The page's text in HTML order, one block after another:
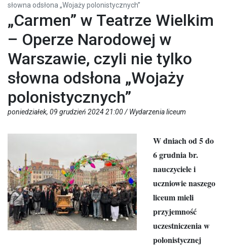
słowna odsłona „Wojaży polonistycznych”
„Carmen” w Teatrze Wielkim
– Operze Narodowej w
Warszawie, czyli nie tylko
słowna odsłona „Wojaży
polonistycznych”
poniedziałek, 09 grudzień 2024 21:00 / Wydarzenia liceum
W dniach od 5 do
6 grudnia br.
nauczyciele i
uczniowie naszego
liceum mieli
przyjemność
uczestniczenia w
polonistycznej